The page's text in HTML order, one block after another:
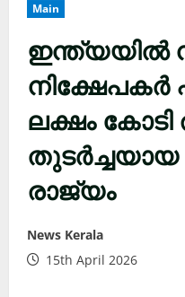
Main
ഇന്ത്യയില്‍
നിക്ഷേപകര്‍
ലക്ഷം
തുടര്‍ച്ചയായ
രാജ്യം
News Kerala
15th April 2026